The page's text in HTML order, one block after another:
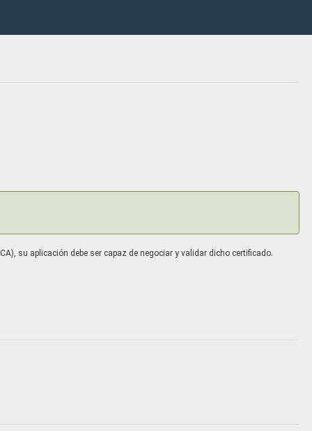
su aplicación debe ser capaz de negociar y validar dicho certificado.